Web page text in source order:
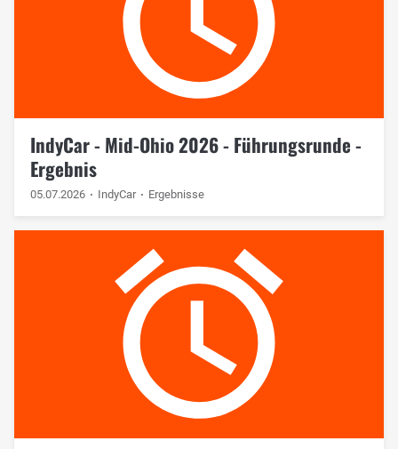
IndyCar - Mid-Ohio 2026 - Führungsrunde -
Ergebnis
05.07.2026 IndyCar Ergebnisse